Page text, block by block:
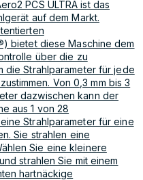
PCS ULTRA ist das
auf dem Markt.
bietet diese Maschine dem
über die zu
die Strahlparameter für jede
Von 0,3 mm bis 3
dazwischen kann der
aus 1 von 28
Strahlparameter für eine
Sie strahlen eine
Sie eine kleinere
strahlen Sie mit einem
hartnäckige